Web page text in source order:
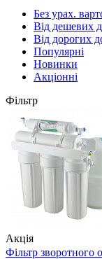
Без урах.
Від дешевих
Від дорогих
Популярні
Новинки
Акціонні
Фільтр
Акція
Фільтр зворотного